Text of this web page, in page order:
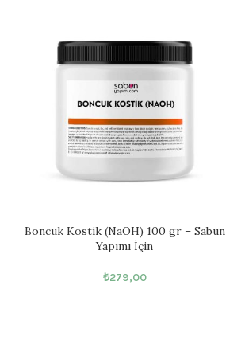
Boncuk Kostik (NaOH) 100 gr – Sabun
Yapımı İçin
₺279,00